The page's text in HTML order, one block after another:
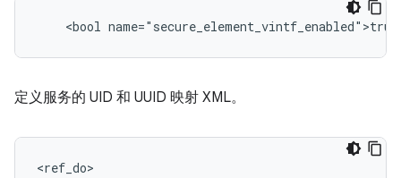
<bool
定义服务的 UID 和 UUID 映射 XML。
<ref_do>